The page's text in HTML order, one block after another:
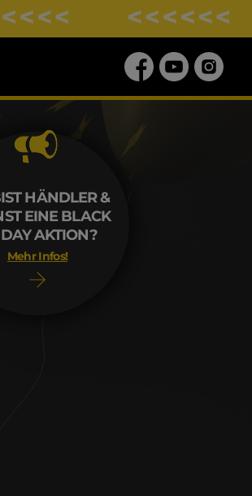
HÄNDLER &
EINE BLACK
AKTION?
Mehr Infos!